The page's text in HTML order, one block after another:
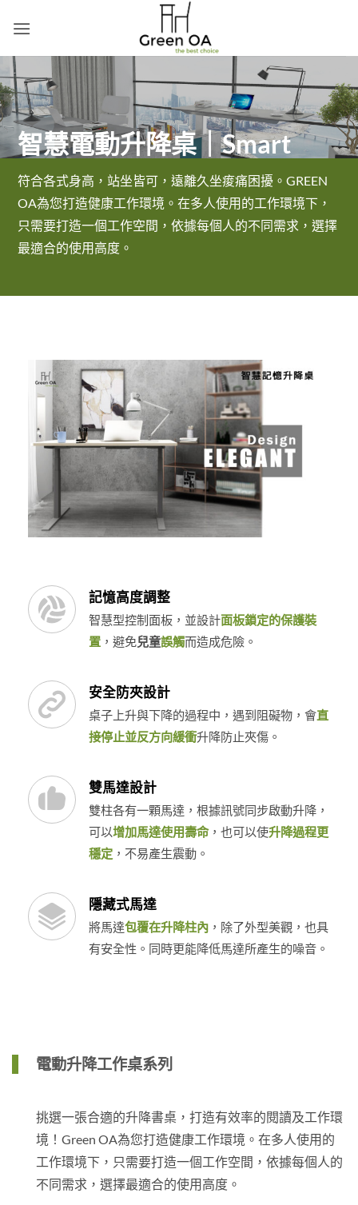
智慧電動升降桌｜Smart
符合各式身高，站坐皆可，遠離久坐痠痛困擾。GREEN
OA為您打造健康工作環境。在多人使用的工作環境下，
只需要打造一個工作空間，依據每個人的不同需求，選擇
最適合的使用高度。
記憶高度調整
智慧型控制面板，並設計面板鎖定的保護裝
置 ，避免兒童誤觸而造成危險。
安全防夾設計
桌子上升與下降的過程中，遇到阻礙物，會直
接停止並反方向緩衝升降防止夾傷。
雙馬達設計
雙柱各有一顆馬達，根據訊號同步啟動升降，
可以增加馬達使用壽命，也可以使升降過程更
穩定 ，不易產生震動。
隱藏式馬達
將馬達包覆在升降柱內 ，除了外型美觀，也具
有安全性。同時更能降低馬達所產生的噪音。
電動升降工作桌系列
挑選一張合適的升降書桌，打造有效率的閱讀及工作環
境！Green OA為您打造健康工作環境。在多人使用的
工作環境下，只需要打造一個工作空間，依據每個人的
不同需求，選擇最適合的使用高度。